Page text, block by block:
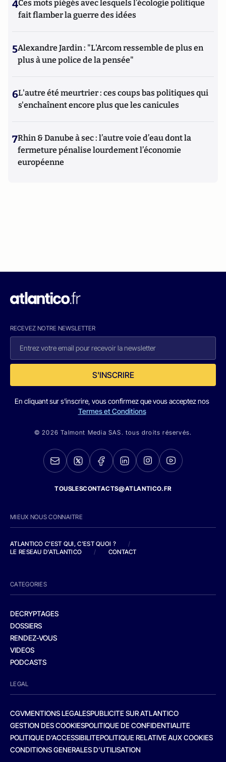
4Ces mots piégés avec lesquels l’écologie politique
fait flamber la guerre des idées
5Alexandre Jardin : "L'Arcom ressemble de plus en
plus à une police de la pensée"
6L'autre été meurtrier : ces coups bas politiques qui
s'enchaînent encore plus que les canicules
7Rhin & Danube à sec : l’autre voie d’eau dont la
fermeture pénalise lourdement l’économie
européenne
RECEVEZ NOTRE NEWSLETTER
S'INSCRIRE
En cliquant sur s'inscrire, vous confirmez que vous acceptez nos
Termes et Conditions
© 2026 Talmont Media SAS. tous droits réservés.
TOUSLESCONTACTS@ATLANTICO.FR
MIEUX NOUS CONNAITRE
ATLANTICO C'EST QUI, C'EST QUOI ?
/
LE RESEAU D'ATLANTICO
/ CONTACT
CATEGORIES
DECRYPTAGES
DOSSIERS
RENDEZ-VOUS
VIDEOS
PODCASTS
LEGAL
CGVMENTIONS LEGALESPUBLICITE SUR ATLANTICO
GESTION DES COOKIESPOLITIQUE DE CONFIDENTIALITE
POLITIQUE D’ACCESSIBILITEPOLITIQUE RELATIVE AUX COOKIES
CONDITIONS GENERALES D’UTILISATION